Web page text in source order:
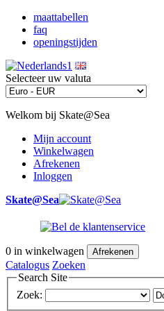
maattabellen
faq
openingstijden
Selecteer uw valuta
Welkom bij Skate@Sea
Mijn account
Winkelwagen
Afrekenen
Inloggen
Skate@Sea
0 in winkelwagen Afrekenen
Catalogus Zoeken
Search Site
Zoek: